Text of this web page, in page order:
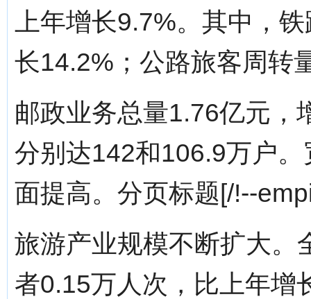
上年增长9.7%。其中，
长14.2%；公路旅客周转
邮政业务总量1.76亿元，
分别达142和106.9万户
面提高。分页标题[/!--
旅游产业规模不断扩大。
者0.15万人次，比上年增